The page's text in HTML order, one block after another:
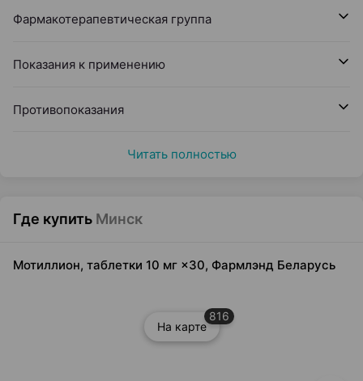
Фармакотерапевтическая группа
Показания к применению
Противопоказания
Читать полностью
Где купить Минск
Мотиллион, таблетки 10 мг ×30, Фармлэнд Беларусь
На карте
816